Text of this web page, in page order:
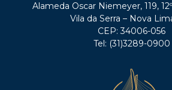
Alameda Oscar Niemeyer, 119,
Vila da Serra – Nova
CEP: 34006-056
Tel: (31)3289-0900